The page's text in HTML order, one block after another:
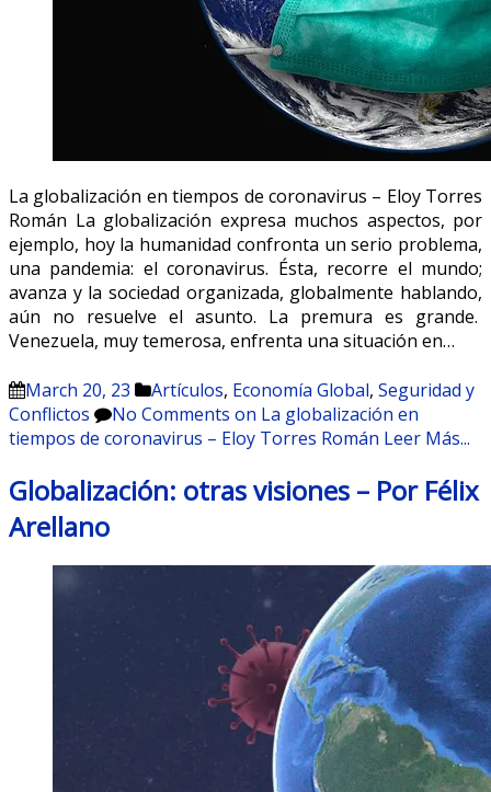
La globalización en tiempos de coronavirus – Eloy Torres
Román La globalización expresa muchos aspectos, por
ejemplo, hoy la humanidad confronta un serio problema,
una pandemia: el coronavirus. Ésta, recorre el mundo;
avanza y la sociedad organizada, globalmente hablando,
aún no resuelve el asunto. La premura es grande.
Venezuela, muy temerosa, enfrenta una situación en…
March 20, 23 Artículos, Economía Global, Seguridad y
Conflictos
No Comments on La globalización en
tiempos de coronavirus – Eloy Torres Román Leer Más...
Globalización: otras visiones – Por Félix
Arellano